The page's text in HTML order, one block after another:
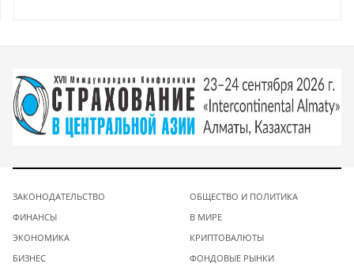
ЗАКОНОДАТЕЛЬСТВО
ФИНАНСЫ
ЭКОНОМИКА
БИЗНЕС
ОБЩЕСТВО И ПОЛИТИКА
В МИРЕ
КРИПТОВАЛЮТЫ
ФОНДОВЫЕ РЫНКИ